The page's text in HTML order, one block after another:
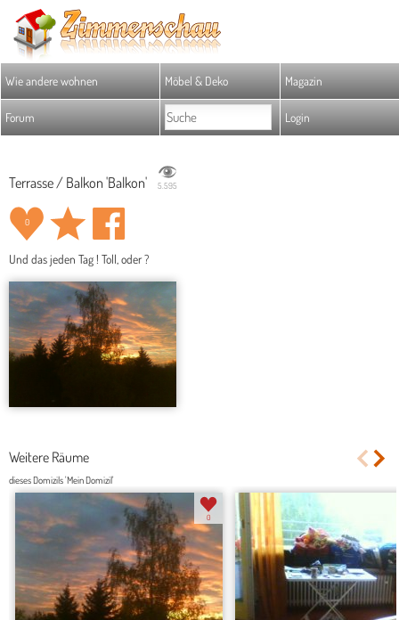
Wie andere wohnen Möbel & Deko Magazin
Forum Login
Terrasse / Balkon 'Balkon' 5.595
0
Und das jeden Tag ! Toll, oder ?
Weitere Räume
dieses Domizils 'Mein Domizil'
0